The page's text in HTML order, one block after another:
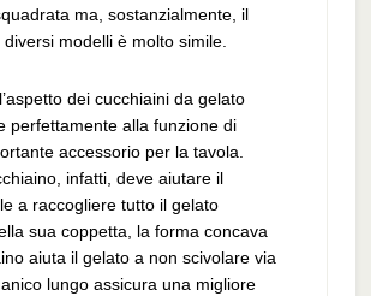
ma, sostanzialmente, il
modelli è molto simile.
dei cucchiaini da gelato
perfettamente alla funzione di
accessorio per la tavola.
infatti, deve aiutare il
a raccogliere tutto il gelato
sua coppetta, la forma concava
aiuta il gelato a non scivolare via
lungo assicura una migliore